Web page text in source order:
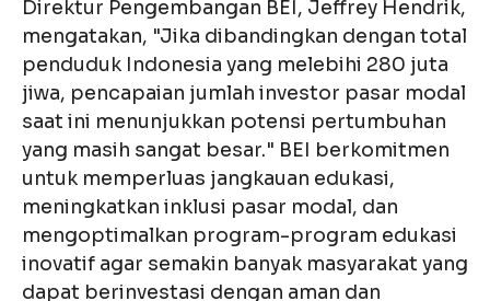
Direktur Pengembangan BEI, Jeffrey Hendrik,
mengatakan, "Jika dibandingkan dengan total
penduduk Indonesia yang melebihi 280 juta
jiwa, pencapaian jumlah investor pasar modal
saat ini menunjukkan potensi pertumbuhan
yang masih sangat besar." BEI berkomitmen
untuk memperluas jangkauan edukasi,
meningkatkan inklusi pasar modal, dan
mengoptimalkan program-program edukasi
inovatif agar semakin banyak masyarakat yang
dapat berinvestasi dengan aman dan